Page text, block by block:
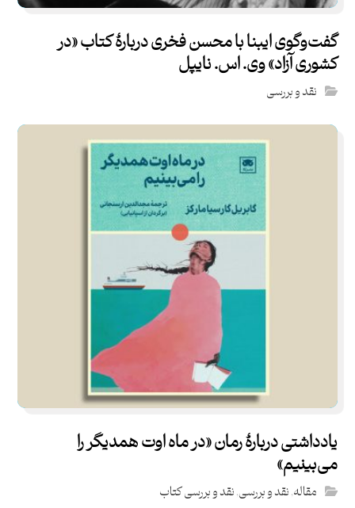
گفت‌و‌گوی ایبنا با محسن فخری دربارهٔ کتاب «در
کشوری آزاد» وی. اس. نایپل
نقد و بررسی
یادداشتی دربارۀ رمان «در ماه اوت همدیگر را
می‌بینیم»
مقاله,نقد و بررسی,نقد و بررسی کتاب